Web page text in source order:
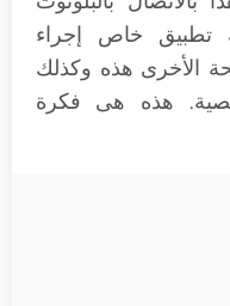
تطبيق خاص إجراء
الأخرى هذه وكذلك
هذه هى فكرة